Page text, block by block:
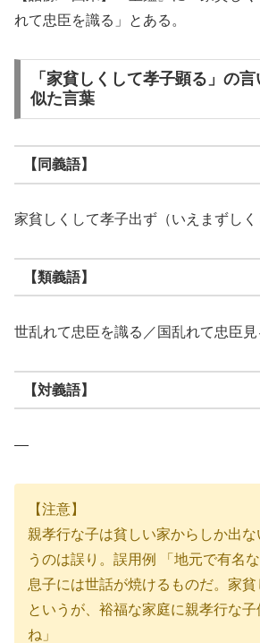
れて忠臣を識る」とある。
「家貧しくして孝子顕る」の言
似た言葉
【同義語】
家貧しくして孝子出ず（いえまずしく
【類義語】
世乱れて忠臣を識る／国乱れて忠臣見
【対義語】
―
【注意】
親孝行な子は貧しい家からしか出
うのは誤り。誤用例 「地元で有名
息子には世話が焼けるものだ。家
というが、裕福な家庭に親孝行な
ね」